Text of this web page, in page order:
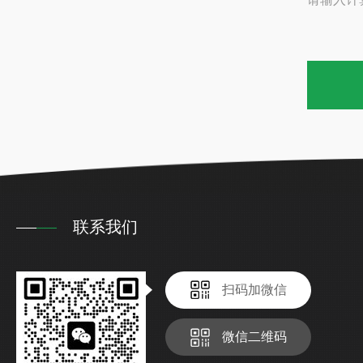
联系我们
扫码加微信
微信二维码